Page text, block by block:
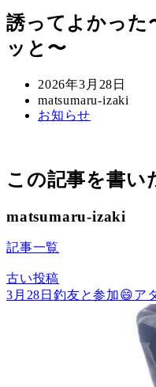
誘ってよかった
ッと〜
投
稿
日
2026年3月28日
著
者
matsumaru-izaki
カ
ー
お知らせ
この記事を書い
matsumaru-izaki
記事一覧
古い投稿
3月28日釣友と参加😄ア